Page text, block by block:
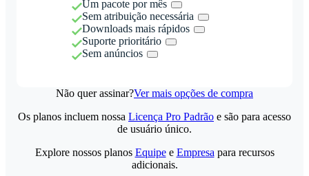
Um pacote por mês
Sem atribuição necessária
Downloads mais rápidos
Suporte prioritário
Sem anúncios
Não quer assinar?Ver mais opções de compra
Os planos incluem nossa Licença Pro Padrão e são para acesso
de usuário único.
Explore nossos planos Equipee Empresa para recursos
adicionais.